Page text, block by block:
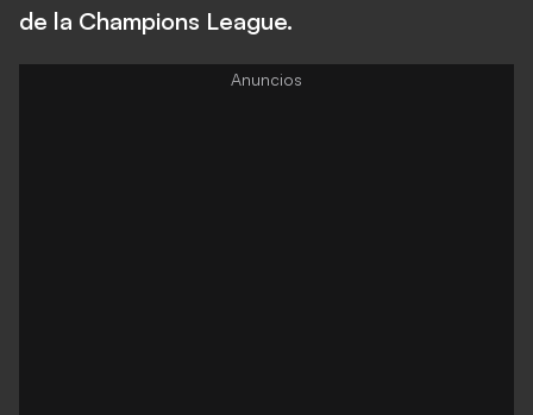
de la Champions League.